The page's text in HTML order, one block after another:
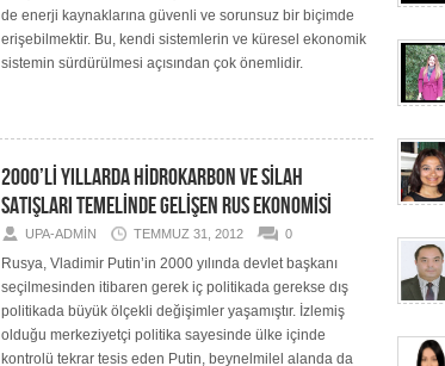
de enerji kaynaklarına güvenli ve sorunsuz bir biçimde
erişebilmektir. Bu, kendi sistemlerin ve küresel ekonomik
sistemin sürdürülmesi açısından çok önemlidir.
2000’Lİ YILLARDA HİDROKARBON VE SİLAH
SATIŞLARI TEMELİNDE GELİŞEN RUS EKONOMİSİ
UPA-ADMIN TEMMUZ 31, 2012 0
Rusya, Vladimir Putin’in 2000 yılında devlet başkanı
seçilmesinden itibaren gerek iç politikada gerekse dış
politikada büyük ölçekli değişimler yaşamıştır. İzlemiş
olduğu merkeziyetçi politika sayesinde ülke içinde
kontrolü tekrar tesis eden Putin, beynelmilel alanda da